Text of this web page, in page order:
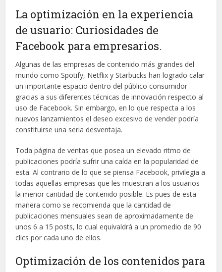
La optimización en la experiencia
de usuario: Curiosidades de
Facebook para empresarios.
Algunas de las empresas de contenido más grandes del
mundo como Spotify, Netflix y Starbucks han logrado calar
un importante espacio dentro del público consumidor
gracias a sus diferentes técnicas de innovación respecto al
uso de Facebook. Sin embargo, en lo que respecta a los
nuevos lanzamientos el deseo excesivo de vender podría
constituirse una seria desventaja.
Toda página de ventas que posea un elevado ritmo de
publicaciones podría sufrir una caída en la popularidad de
esta. Al contrario de lo que se piensa Facebook, privilegia a
todas aquellas empresas que les muestran a los usuarios
la menor cantidad de contenido posible. Es pues de esta
manera como se recomienda que la cantidad de
publicaciones mensuales sean de aproximadamente de
unos 6 a 15 posts, lo cual equivaldrá a un promedio de 90
clics por cada uno de ellos.
Optimización de los contenidos para